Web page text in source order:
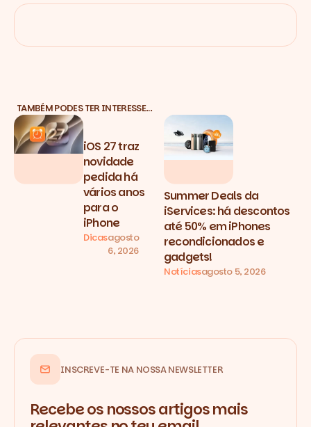
TAMBÉM PODES TER INTERESSE…
iOS 27 traz
novidade
pedida há
vários anos
para o
iPhone
Dicasagosto
6, 2026
Summer Deals da
iServices: há descontos
até 50% em iPhones
recondicionados e
gadgets!
Notíciasagosto 5, 2026
INSCREVE-TE NA NOSSA NEWSLETTER
Recebe os nossos artigos mais